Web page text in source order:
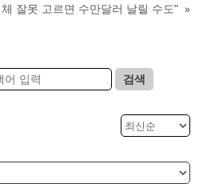
잘못 고르면 수만달러 날릴 수도” »
검색